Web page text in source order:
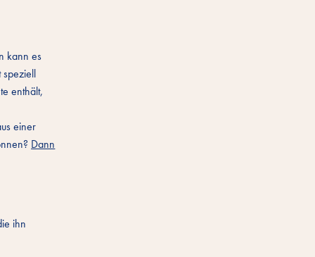
kann es
speziell
enthält,
einer
Dann
ihn